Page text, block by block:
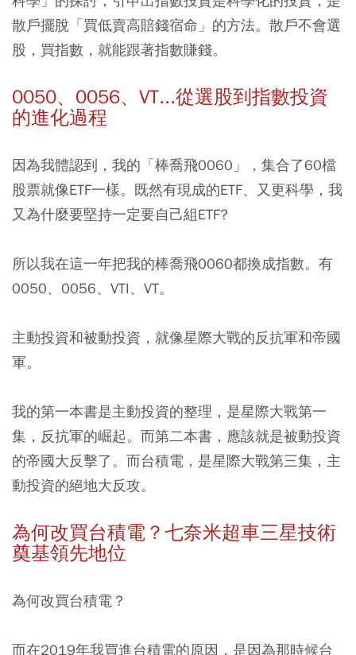
散戶擺脫「買低賣高賠錢宿命」的方法。散戶不會選
股，買指數，就能跟著指數賺錢。
0050、0056、VT...從選股到指數投資
的進化過程
因為我體認到，我的「棒喬飛0060」，集合了60檔
股票就像ETF一樣。既然有現成的ETF、又更科學，我
又為什麼要堅持一定要自己組ETF?
所以我在這一年把我的棒喬飛0060都換成指數。有
0050、0056、VTI、VT。
主動投資和被動投資，就像星際大戰的反抗軍和帝國
軍。
我的第一本書是主動投資的整理，是星際大戰第一
集，反抗軍的崛起。而第二本書，應該就是被動投資
的帝國大反擊了。而台積電，是星際大戰第三集，主
動投資的絕地大反攻。
為何改買台積電？七奈米超車三星技術
奠基領先地位
為何改買台積電？
而在2019年我買進台積電的原因，是因為那時候台